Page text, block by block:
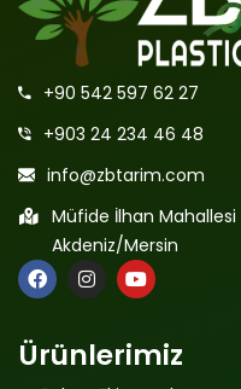
+90 542 597 62 27
+903 24 234 46 48
info@zbtarim.com
Müfide İlhan Mahallesi
Akdeniz/Mersin
Ürünlerimiz